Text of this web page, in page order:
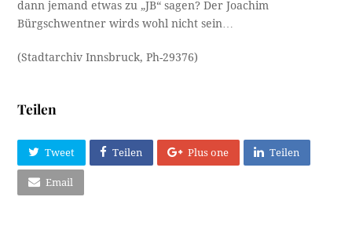
dann jemand etwas zu „JB“ sagen? Der Joachim
Bürgschwentner wirds wohl nicht sein…
(Stadtarchiv Innsbruck, Ph-29376)
Teilen
Tweet Teilen Plus one Teilen
Email